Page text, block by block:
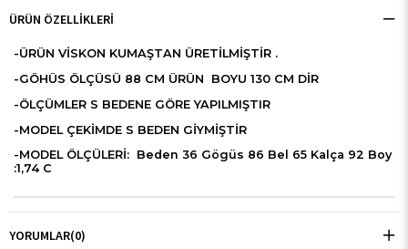
ÜRÜN ÖZELLIKLERI
-ÜRÜN VİSKON KUMAŞTAN ÜRETİLMİŞTİR .
-GÖHÜS ÖLÇÜSÜ 88 CM ÜRÜN BOYU 130 CM DİR
-ÖLÇÜMLER S BEDENE GÖRE YAPILMIŞTIR
-MODEL ÇEKİMDE S BEDEN GİYMİŞTİR
-MODEL ÖLÇÜLERİ: Beden 36 Gögüs 86 Bel 65 Kalça 92 Boy
:1,74 C
YORUMLAR(0)